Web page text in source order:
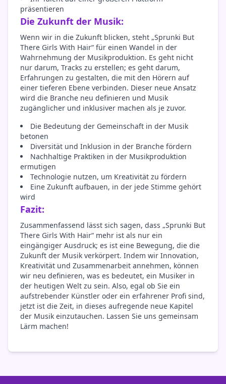
präsentieren
Die Zukunft der Musik:
Wenn wir in die Zukunft blicken, steht „Sprunki But
There Girls With Hair“ für einen Wandel in der
Wahrnehmung der Musikproduktion. Es geht nicht
nur darum, Tracks zu erstellen; es geht darum,
Erfahrungen zu gestalten, die mit den Hörern auf
einer tieferen Ebene verbinden. Dieser neue Ansatz
wird die Branche neu definieren und Musik
zugänglicher und inklusiver machen als je zuvor.
Die Bedeutung der Gemeinschaft in der Musik
betonen
Diversität und Inklusion in der Branche fördern
Nachhaltige Praktiken in der Musikproduktion
ermutigen
Technologie nutzen, um Kreativität zu fördern
Eine Zukunft aufbauen, in der jede Stimme gehört
wird
Fazit:
Zusammenfassend lässt sich sagen, dass „Sprunki But
There Girls With Hair“ mehr ist als nur ein
eingängiger Ausdruck; es ist eine Bewegung, die die
Zukunft der Musik verkörpert. Indem wir Innovation,
Kreativität und Zusammenarbeit annehmen, können
wir neu definieren, was es bedeutet, ein Musiker in
der heutigen Welt zu sein. Also, egal ob Sie ein
aufstrebender Künstler oder ein erfahrener Profi sind,
jetzt ist die Zeit, in dieses aufregende neue Kapitel
der Musik einzutauchen. Lassen Sie uns gemeinsam
Lärm machen!